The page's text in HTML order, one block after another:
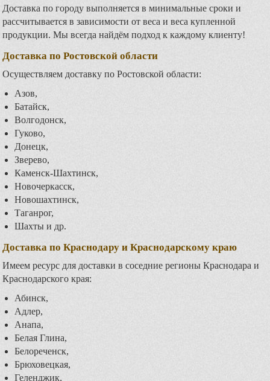
Доставка по городу выполняется в минимальные сроки и
рассчитывается в зависимости от веса и веса купленной
продукции. Мы всегда найдём подход к каждому клиенту!
Доставка по Ростовской области
Осуществляем доставку по Ростовской области:
Азов,
Батайск,
Волгодонск,
Гуково,
Донецк,
Зверево,
Каменск-Шахтинск,
Новочеркасск,
Новошахтинск,
Таганрог,
Шахты и др.
Доставка по Краснодару и Краснодарскому краю
Имеем ресурс для доставки в соседние регионы Краснодара и
Краснодарского края:
Абинск,
Адлер,
Анапа,
Белая Глина,
Белореченск,
Брюховецкая,
Геленджик,